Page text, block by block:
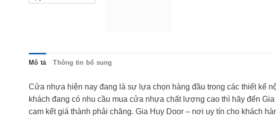
Mô tả Thông tin bổ sung
Cửa nhựa hiện nay đang là sự lựa chọn hàng đầu trong các thiết kế
khách đang có nhu cầu mua cửa nhựa chất lượng cao thì hãy đến
cam kết giá thành phải chăng. Gia Huy Door – nơi uy tín cho khách